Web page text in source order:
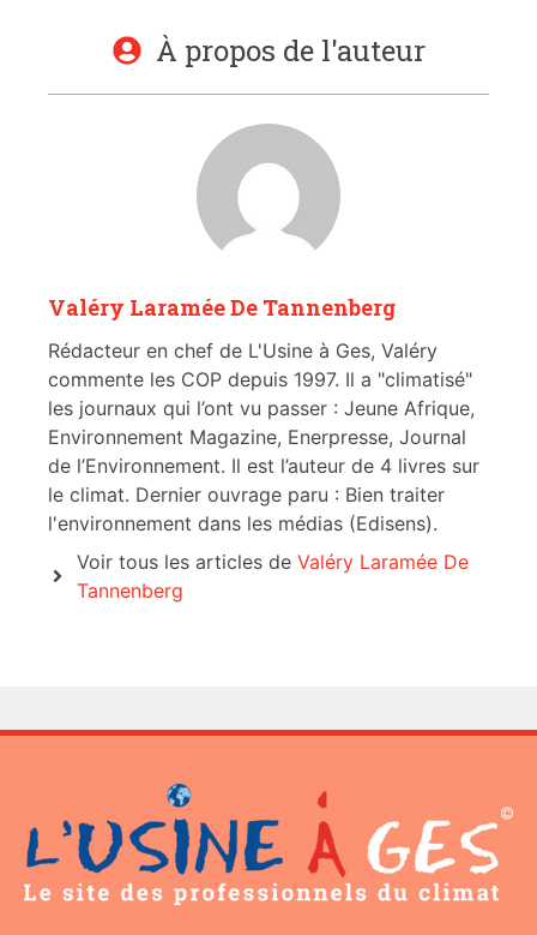
À propos de l'auteur
Valéry Laramée De Tannenberg
Rédacteur en chef de L'Usine à Ges, Valéry
commente les COP depuis 1997. Il a "climatisé"
les journaux qui l’ont vu passer : Jeune Afrique,
Environnement Magazine, Enerpresse, Journal
de l’Environnement. Il est l’auteur de 4 livres sur
le climat. Dernier ouvrage paru : Bien traiter
l'environnement dans les médias (Edisens).
Voir tous les articles de Valéry Laramée De
Tannenberg